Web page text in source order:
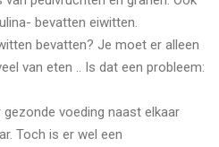
bevatten eiwitten.
bevatten? Je moet er alleen
van eten .. Is dat een probleem:
voeding naast elkaar
Toch is er wel een